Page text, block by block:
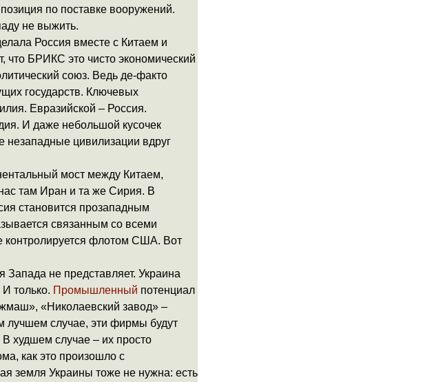
по поставке вооружений.
не выжить.
Россия вместе с Китаем и
что БРИКС это чисто экономический
союз. Ведь де-факто
государств. Ключевых
Евразийской – Россия.
И даже небольшой кусочек
цивилизации вдруг
мост между Китаем,
там Иран и та же Сирия. В
становится прозападным
связанным со всеми
контролируется флотом США. Вот
Запада не представляет. Украина
только. Промышленный потенциал
«Николаевский завод» –
лучшем случае, эти фирмы будут
худшем случае – их просто
как это произошло с
земля Украины тоже не нужна: есть